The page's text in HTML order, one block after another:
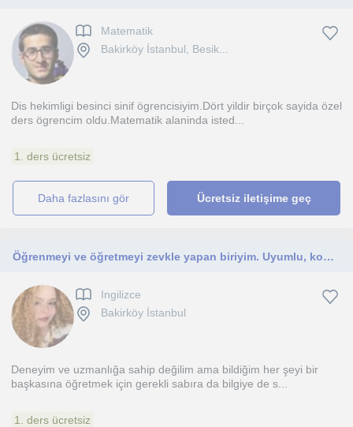
Matematik
Bakirköy İstanbul, Besik...
Dis hekimligi besinci sinif ögrencisiyim.Dört yildir birçok sayida özel
ders ögrencim oldu.Matematik alaninda isted...
1. ders ücretsiz
daha fazlasını gör Ücretsiz iletişime geç
Öğrenmeyi ve öğretmeyi zevkle yapan biriyim. Uyumlu, konuşkan, iletişim yanı güçlü biriyim.
Ingilizce
Bakirköy İstanbul
Deneyim ve uzmanlığa sahip değilim ama bildiğim her şeyi bir
başkasına öğretmek için gerekli sabıra da bilgiye de s...
1. ders ücretsiz